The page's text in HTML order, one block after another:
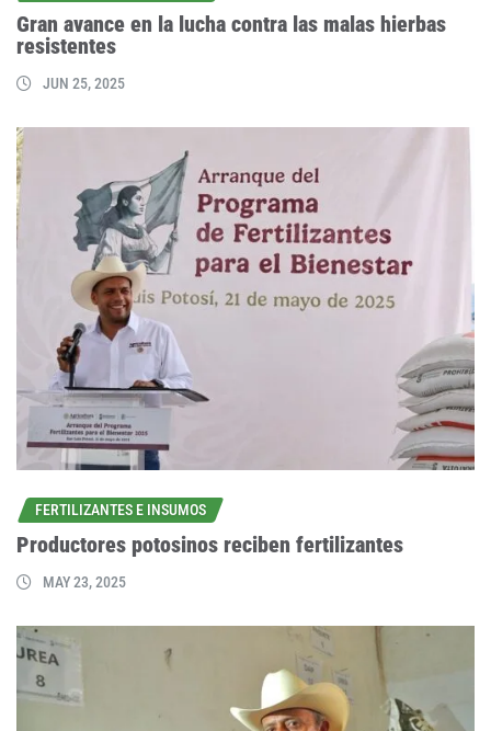
Gran avance en la lucha contra las malas hierbas
resistentes
JUN 25, 2025
FERTILIZANTES E INSUMOS
Productores potosinos reciben fertilizantes
MAY 23, 2025